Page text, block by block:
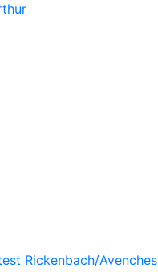
Rickenbach/Avenches